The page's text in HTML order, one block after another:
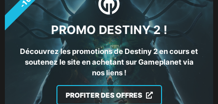
PROMO DESTINY 2 !
Découvrez les promotions de Destiny 2 en cours et
soutenez le site en achetant sur Gameplanet via
nos liens !
PROFITER DES OFFRES